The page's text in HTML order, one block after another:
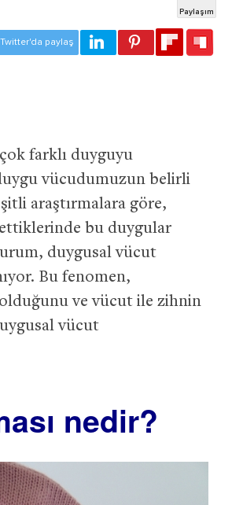
farklı duyguyu
vücudumuzun belirli
araştırmalara göre,
bu duygular
duygusal vücut
Bu fenomen,
ve vücut ile zihnin
vücut
nedir?